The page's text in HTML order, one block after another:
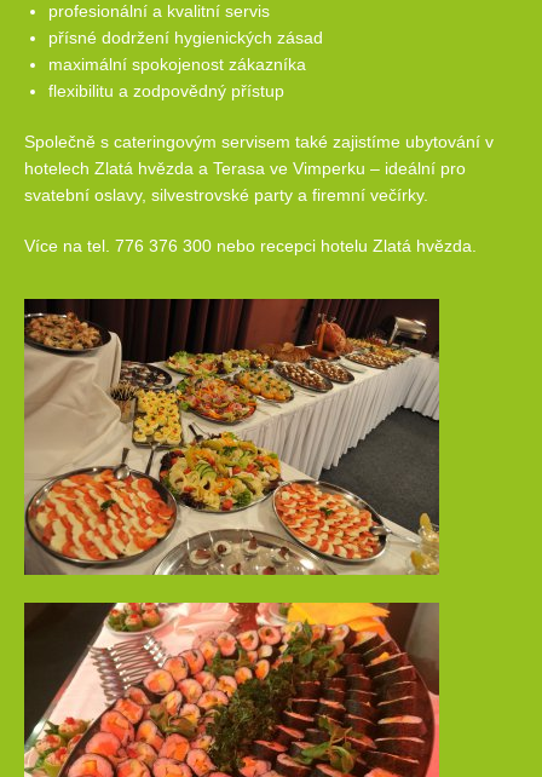
profesionální a kvalitní servis
přísné dodržení hygienických zásad
maximální spokojenost zákazníka
flexibilitu a zodpovědný přístup
Společně s cateringovým servisem také zajistíme ubytování v
hotelech Zlatá hvězda a Terasa ve Vimperku – ideální pro
svatební oslavy, silvestrovské party a firemní večírky.
Více na tel. 776 376 300 nebo recepci hotelu Zlatá hvězda.